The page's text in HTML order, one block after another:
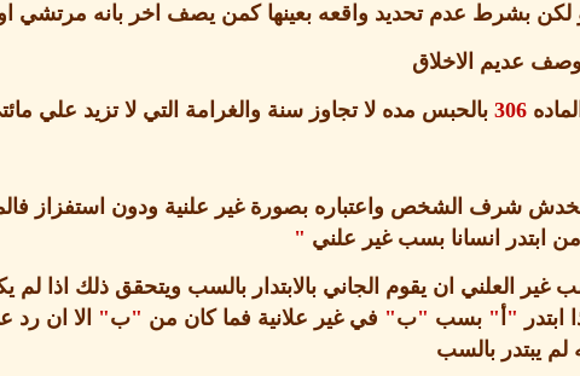
لكن بشرط عدم تحديد واقعه بعينها كمن يصف اخر بانه مرتشي
وصف عديم الاخلاق
306 بالحبس مده لا تجاوز سنة والغرامة التي لا تزيد علي
شرف الشخص واعتباره بصورة غير علنية ودون استفزاز
ابتدر انسانا بسب غير علني "
العلني ان يقوم الجاني بالابتدار بالسب ويتحقق ذلك اذا لم
"
" بسب "ب" في غير علانية فما كان من "ب" الا ان
لم يبتدر بالسب